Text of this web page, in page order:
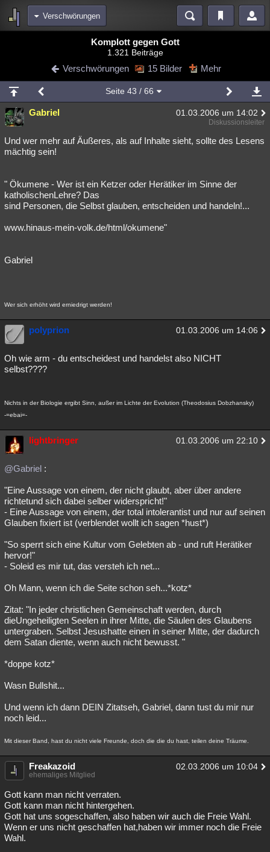
Verschwörungen
Blogs Videos
Chat Wiki Neuigkeiten
meine Rubriken
Menschen Mystery Kriminalfälle
Spiritualität Verschwörungen Technologie Ufologie
weitere Rubriken
Philosophie Träume
Astronomie Helpdesk Gruppen Gaming
Übersichten
Lesenswert Schlüsselwörter
Komplott gegen Gott
1.321 Beiträge
Verschwörungen 15 Bilder Mehr
Seite 43 / 66
Gabriel 01.03.2006 um 14:02
Diskussionsleiter
Und wer mehr auf Äußeres, als auf Inhalte sieht, sollte des Lesens
mächtig sein!
" Ökumene - Wer ist ein Ketzer oder Herätiker im Sinne der
katholischenLehre? Das
sind Personen, die Selbst glauben, entscheiden und handeln!...
www.hinaus-mein-volk.de/html/okumene"
Gabriel
Wer sich erhöht wird erniedrigt werden!
polyprion 01.03.2006 um 14:06
Oh wie arm - du entscheidest und handelst also NICHT
selbst????
Nichts in der Biologie ergibt Sinn, außer im Lichte der Evolution (Theodosius Dobzhansky)
-=ebai=-
lightbringer 01.03.2006 um 22:10
@Gabriel :
"Eine Aussage von einem, der nicht glaubt, aber über andere
richtetund sich dabei selber widerspricht!"
- Eine Aussage von einem, der total intolerantist und nur auf seinen
Glauben fixiert ist (verblendet wollt ich sagen *hust*)
"So sperrt sich eine Kultur vom Gelebten ab - und ruft Herätiker
hervor!"
- Soleid es mir tut, das versteh ich net...
Oh Mann, wenn ich die Seite schon seh...*kotz*
Zitat: "In jeder christlichen Gemeinschaft werden, durch
dieUngeheiligten Seelen in ihrer Mitte, die Säulen des Glaubens
untergraben. Selbst Jesushatte einen in seiner Mitte, der dadurch
dem Satan diente, wenn auch nicht bewusst. "
*doppe kotz*
Wasn Bullshit...
Und wenn ich dann DEIN Zitatseh, Gabriel, dann tust du mir nur
noch leid...
Mit dieser Band, hast du nicht viele Freunde, doch die die du hast, teilen deine Träume.
Freakazoid 02.03.2006 um 10:04
ehemaliges Mitglied
Gott kann man nicht verraten.
Gott kann man nicht hintergehen.
Gott hat uns sogeschaffen, also haben wir auch die Freie Wahl.
Wenn er uns nicht geschaffen hat,haben wir immer noch die Freie
Wahl.